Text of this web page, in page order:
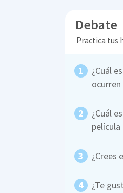
Debate
Practica tus
¿Cuál
ocurren
¿Cuál
película
¿Crees
¿Te